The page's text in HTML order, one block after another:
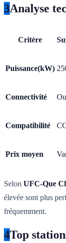
3Analyse
Critère
Puissance(kW)
Connectivité
Compatibilité
Prix moyen
Selon UFC-Que
élevée sont plus
fréquemment.
4Top